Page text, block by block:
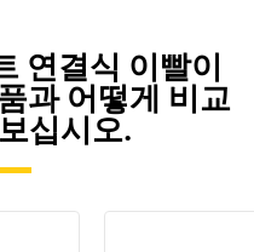
연결식 이빨이
과 어떻게 비교
십시오.